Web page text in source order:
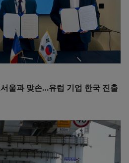
울과 맞손…유럽 기업 한국 진출